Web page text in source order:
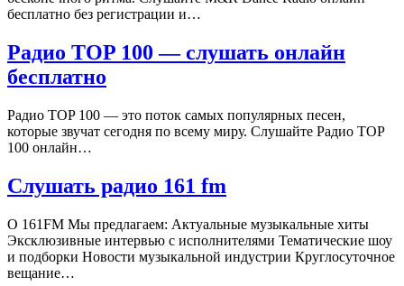
бесплатно без регистрации и…
Радио TOP 100 — слушать онлайн
бесплатно
Радио TOP 100 — это поток самых популярных песен,
которые звучат сегодня по всему миру. Слушайте Радио TOP
100 онлайн…
Слушать радио 161 fm
О 161FM Мы предлагаем: Актуальные музыкальные хиты
Эксклюзивные интервью с исполнителями Тематические шоу
и подборки Новости музыкальной индустрии Круглосуточное
вещание…